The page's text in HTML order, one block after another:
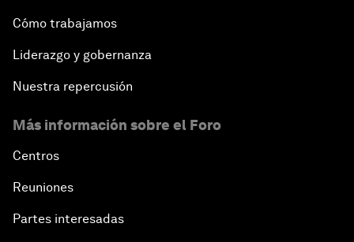
Cómo trabajamos
Liderazgo y gobernanza
Nuestra repercusión
Más información sobre el Foro
Centros
Reuniones
Partes interesadas